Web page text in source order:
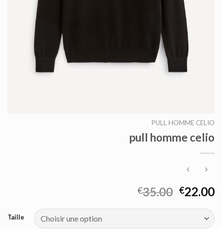
PULL HOMME CELIO
pull homme celio
€35.00 €22.00
Taille